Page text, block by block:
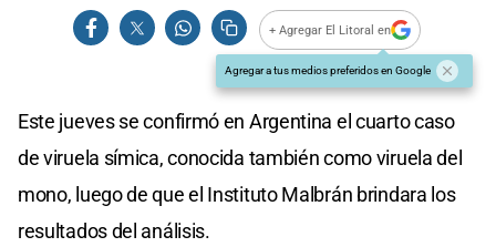
+ Agregar El Litoral en
Agregar a tus medios preferidos en Google
Este jueves se confirmó en Argentina el cuarto caso
de viruela símica, conocida también como viruela del
mono, luego de que el Instituto Malbrán brindara los
resultados del análisis.